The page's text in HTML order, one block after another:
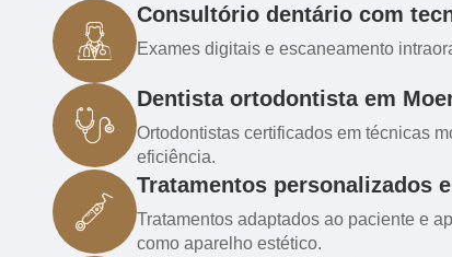
Consultório dentário com
Exames digitais e escaneamento
Dentista ortodontista em
Ortodontistas certificados em técnicas
eficiência.
Tratamentos personalizados
Tratamentos adaptados ao paciente e
como aparelho estético.